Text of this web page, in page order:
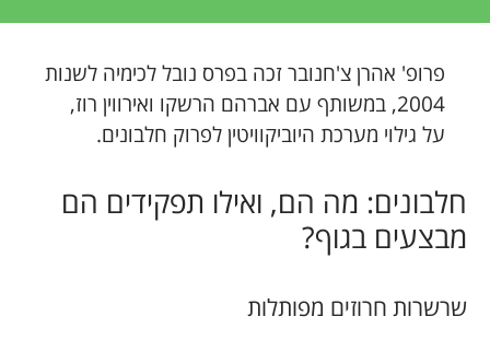
פרופ' אהרן צ'חנובר זכה בפרס נובל לכימיה לשנות
2004, במשותף עם אברהם הרשקו ואירווין רוז,
על גילוי מערכת היוביקוויטין לפרוק חלבונים.
חלבונים: מה הם, ואילו תפקידים הם
מבצעים בגוף?
שרשרות חרוזים מפותלות